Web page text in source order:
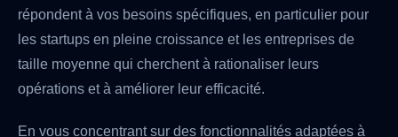
répondent à vos besoins spécifiques, en particulier pour
les startups en pleine croissance et les entreprises de
taille moyenne qui cherchent à rationaliser leurs
opérations et à améliorer leur efficacité.
En vous concentrant sur des fonctionnalités adaptées à